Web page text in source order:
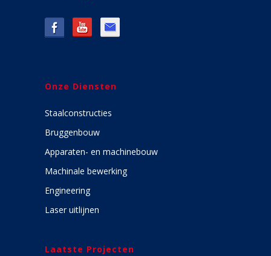
Onze Diensten
Staalconstructies
Bruggenbouw
Apparaten- en machinebouw
Machinale bewerking
Engineering
Laser uitlijnen
Laatste Projecten